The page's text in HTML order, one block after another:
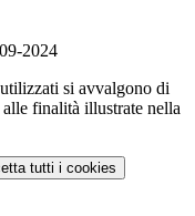
2024
si avvalgono di
finalità illustrate nella
tutti i cookies